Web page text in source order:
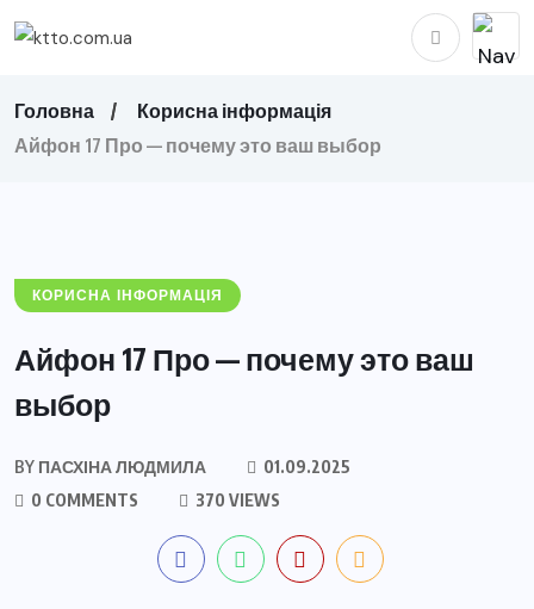
Головна
Корисна інформація
Айфон 17 Про — почему это ваш выбор
КОРИСНА ІНФОРМАЦІЯ
Айфон 17 Про — почему это ваш
выбор
BY ПАСХІНА ЛЮДМИЛА
01.09.2025
0 COMMENTS
370 VIEWS